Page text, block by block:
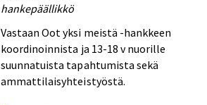
hankepäällikkö
Vastaan Oot yksi meistä -hankkeen
koordinoinnista ja 13-18 v nuorille
suunnatuista tapahtumista sekä
ammattilaisyhteistyöstä.